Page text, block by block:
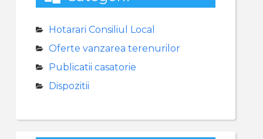
Hotarari Consiliul Local
Oferte vanzarea terenurilor
Publicatii casatorie
Dispozitii